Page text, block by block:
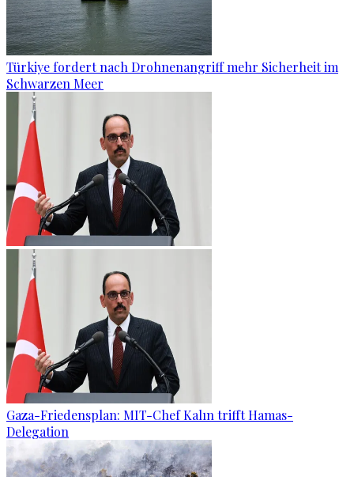
Türkiye fordert nach Drohnenangriff mehr Sicherheit im
Schwarzen Meer
Gaza-Friedensplan: MIT-Chef Kalın trifft Hamas-
Delegation